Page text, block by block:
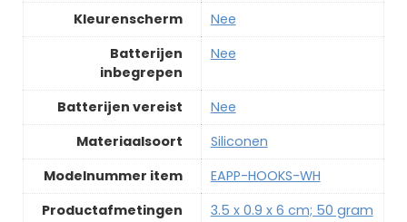
Kleurenscherm
‎Nee
Batterijen
inbegrepen
‎Nee
Batterijen vereist
‎Nee
Materiaalsoort
‎Siliconen
Modelnummer item
‎EAPP-HOOKS-WH
Productafmetingen
‎3.5 x 0.9 x 6 cm; 50 gram